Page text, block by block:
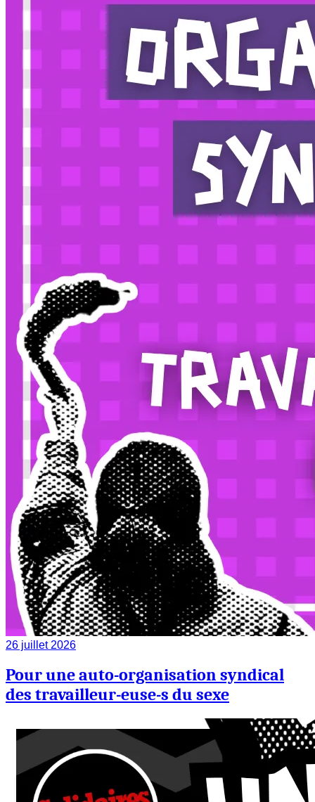
26 juillet 2026
Pour une auto-organisation syndical
des travailleur-euse-s du sexe